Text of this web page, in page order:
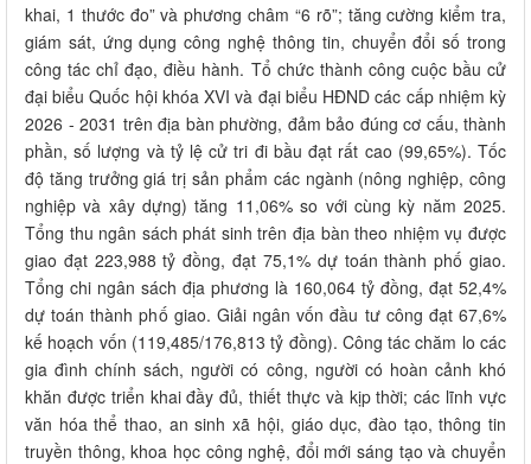
khai, 1 thước đo” và phương châm “6 rõ”; tăng cường kiểm tra,
giám sát, ứng dụng công nghệ thông tin, chuyển đổi số trong
công tác chỉ đạo, điều hành. Tổ chức thành công cuộc bầu cử
đại biểu Quốc hội khóa XVI và đại biểu HĐND các cấp nhiệm kỳ
2026 - 2031 trên địa bàn phường, đảm bảo đúng cơ cấu, thành
phần, số lượng và tỷ lệ cử tri đi bầu đạt rất cao (99,65%). Tốc
độ tăng trưởng giá trị sản phẩm các ngành (nông nghiệp, công
nghiệp và xây dựng) tăng 11,06% so với cùng kỳ năm 2025.
Tổng thu ngân sách phát sinh trên địa bàn theo nhiệm vụ được
giao đạt 223,988 tỷ đồng, đạt 75,1% dự toán thành phố giao.
Tổng chi ngân sách địa phương là 160,064 tỷ đồng, đạt 52,4%
dự toán thành phố giao. Giải ngân vốn đầu tư công đạt 67,6%
kế hoạch vốn (119,485/176,813 tỷ đồng). Công tác chăm lo các
gia đình chính sách, người có công, người có hoàn cảnh khó
khăn được triển khai đầy đủ, thiết thực và kịp thời; các lĩnh vực
văn hóa thể thao, an sinh xã hội, giáo dục, đào tạo, thông tin
truyền thông, khoa học công nghệ, đổi mới sáng tạo và chuyển